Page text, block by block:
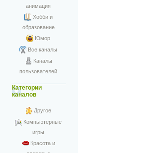
анимация
Хобби и
образование
Юмор
Все каналы
Каналы
пользователей
Категории
каналов
Другое
Компьютерные
игры
Красота и